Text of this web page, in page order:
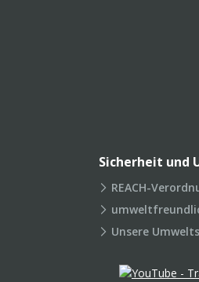
Sicherheit und
REACH-
Unsere